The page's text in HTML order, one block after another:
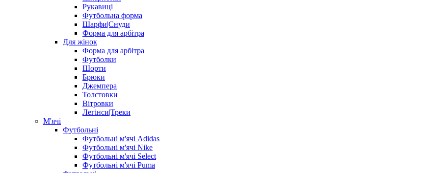
Рукавиці
Футбольна форма
Шарфи|Снуди
Форма для арбітра
Для жінок
Форма для арбітра
Футболки
Шорти
Брюки
Джемпера
Толстовки
Вітровки
Легінси|Треки
М'ячі
Футбольні
Футбольні м'ячі Adidas
Футбольні м'ячі Nike
Футбольні м'ячі Select
Футбольні м'ячі Puma